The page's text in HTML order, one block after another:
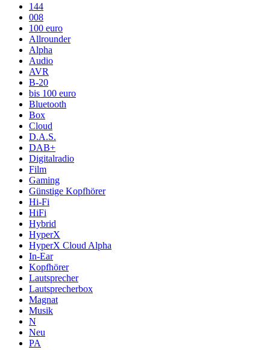
144
008
100 euro
Allrounder
Alpha
Audio
AVR
B-20
bis 100 euro
Bluetooth
Box
Cloud
D.A.S.
DAB+
Digitalradio
Film
Gaming
Günstige Kopfhörer
Hi-Fi
HiFi
Hybrid
HyperX
HyperX Cloud Alpha
In-Ear
Kopfhörer
Lautsprecher
Lautsprecherbox
Magnat
Musik
N
Neu
PA